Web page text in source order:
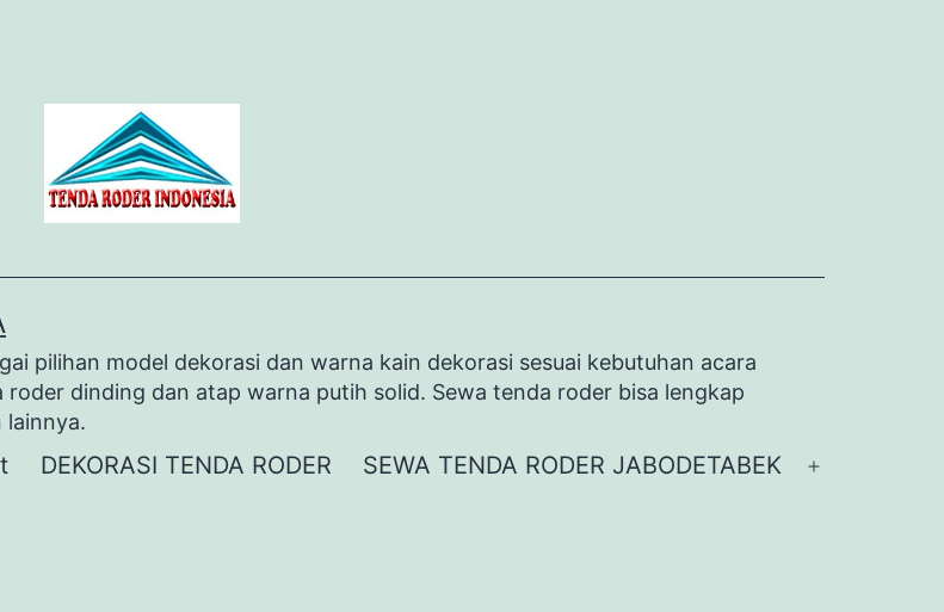
pilihan model dekorasi dan warna kain dekorasi sesuai kebutuhan acara
dinding dan atap warna putih solid. Sewa tenda roder bisa lengkap
lainnya.
DEKORASI TENDA RODER SEWA TENDA RODER JABODETABEK